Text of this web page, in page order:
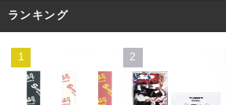
ランキング
1 2